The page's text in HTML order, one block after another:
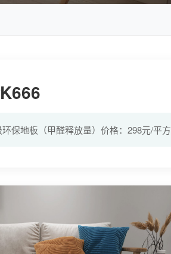
保地板（甲醛释放量）价格：298元/平方